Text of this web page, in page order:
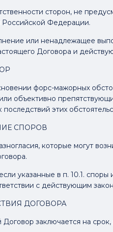
сторон, не
Российской Федерации.
или ненадлежащее
Договора и
форс-мажорных
объективно
этих
СПОРОВ
которые могут
указанные в п. 10.1.
с действующим
ДОГОВОРА
Договор заключается на